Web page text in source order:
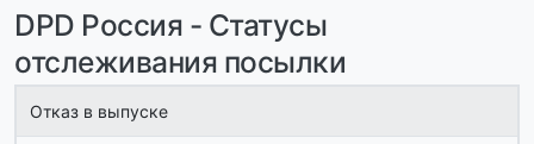
DPD Россия - Статусы
отслеживания посылки
Отказ в выпуске